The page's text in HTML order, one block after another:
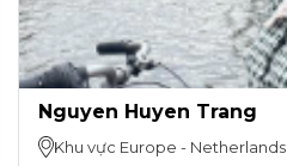
Nguyen Huyen Trang
Khu vực Europe - Netherlands